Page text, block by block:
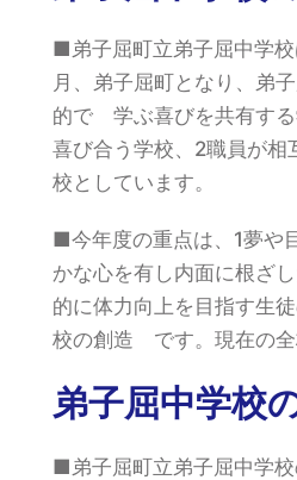
■弟子屈町立弟子屈中学
月、弟子屈町となり、弟
的で 学ぶ喜びを共有する
喜び合う学校、2職員が相
校としています。
■今年度の重点は、1夢や
かな心を有し内面に根ざ
的に体力向上を目指す生
校の創造 です。現在の全
弟子屈中学校
■弟子屈町立弟子屈中学